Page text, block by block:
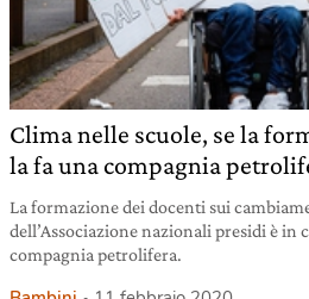
Clima nelle scuole, se la
la fa una compagnia
La formazione dei docenti sui
dell’Associazione nazionali presidi è in
compagnia petrolifera.